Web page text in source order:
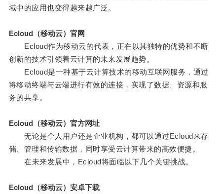
域中的应用也变得越来越广泛。
Ecloud（移动云）官网
Ecloud作为移动云的代表，正在以其独特的优势和不断
创新的技术引领着云计算的未来发展趋势。
Ecloud是一种基于云计算技术的移动互联网服务，通过
将移动终端与云端进行有效的连接，实现了数据、资源和服
务的共享。
Ecloud（移动云）官方网址
无论是个人用户还是企业机构，都可以通过Ecloud来存
储、管理和传输数据，同时享受云计算带来的高效便捷。
在未来发展中，Ecloud将面临以下几个关键挑战。
Ecloud（移动云）安卓下载